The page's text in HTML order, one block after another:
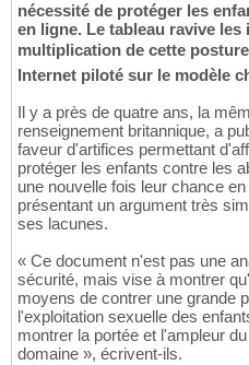
nécessité de protéger les
en ligne. Le tableau ravive
multiplication de cette posture
Internet piloté sur le modèle
Il y a près de quatre ans, la
renseignement britannique, a
faveur d'artifices permettant
protéger les enfants contre les
une nouvelle fois leur chance
présentant un argument très
ses lacunes.
« Ce document n'est pas une
sécurité, mais vise à montrer
moyens de contrer une grande
l'exploitation sexuelle des
montrer la portée et l'ampleur
domaine », écrivent-ils.